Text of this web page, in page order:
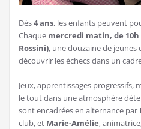
Dès4 ans, les enfants peuvent
Chaque mercredi matin, de 10h
Rossini), une douzaine de
découvrir les échecs dans un
Jeux, apprentissages
le tout dans une atmosphère
sont encadrées en alternance par
club, et Marie-Amélie,